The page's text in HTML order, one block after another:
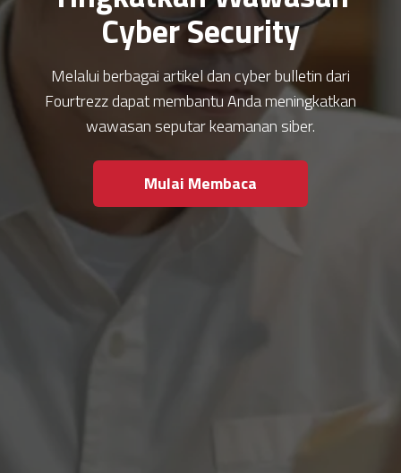
Cyber Security
Melalui berbagai artikel dan cyber bulletin dari
Fourtrezz dapat membantu Anda meningkatkan
wawasan seputar keamanan siber.
Mulai Membaca